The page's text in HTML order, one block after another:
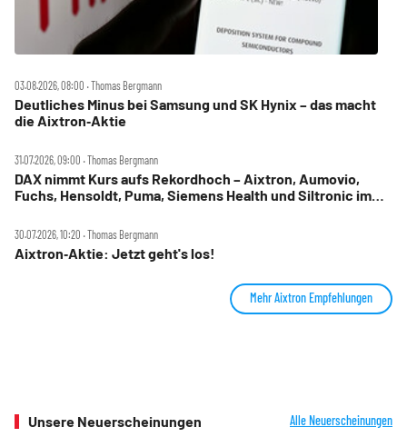
03.08.2026, 08:00 ‧ Thomas Bergmann
Deutliches Minus bei Samsung und SK Hynix – das macht
die Aixtron‑Aktie
31.07.2026, 09:00 ‧ Thomas Bergmann
DAX nimmt Kurs aufs Rekordhoch – Aixtron, Aumovio,
Fuchs, Hensoldt, Puma, Siemens Health und Siltronic im
30.07.2026, 10:20 ‧ Thomas Bergmann
Aixtron‑Aktie: Jetzt geht's los!
Mehr Aixtron Empfehlungen
Unsere Neuerscheinungen Alle Neuerscheinungen